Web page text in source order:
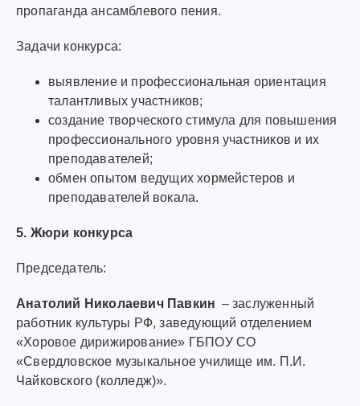
пропаганда ансамблевого пения.
Задачи конкурса:
выявление и профессиональная ориентация
талантливых участников;
создание творческого стимула для повышения
профессионального уровня участников и их
преподавателей;
обмен опытом ведущих хормейстеров и
преподавателей вокала.
5. Жюри конкурса
Председатель:
Анатолий Николаевич Павкин – заслуженный
работник культуры РФ, заведующий отделением
«Хоровое дирижирование» ГБПОУ СО
«Свердловское музыкальное училище им. П.И.
Чайковского (колледж)».